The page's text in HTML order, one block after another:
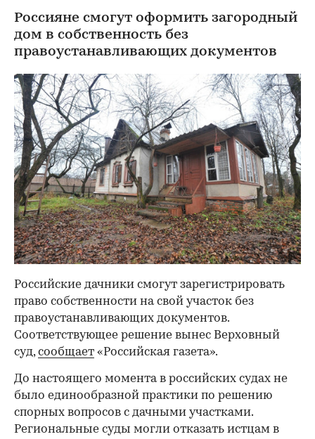
Россияне смогут оформить загородный
дом в собственность без
правоустанавливающих документов
Российские дачники смогут зарегистрировать
право собственности на свой участок без
правоустанавливающих документов.
Соответствующее решение вынес Верховный
суд,сообщает «Российская газета».
До настоящего момента в российских судах не
было единообразной практики по решению
спорных вопросов с дачными участками.
Региональные суды могли отказать истцам в